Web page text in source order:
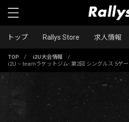
トップ Rallys Store 求人情報
TOP / i2U大会情報
/
i2U – teamラケットジム- 第2回 シングルス 5ゲ